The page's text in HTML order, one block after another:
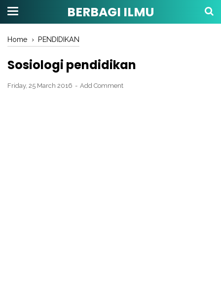
BERBAGI ILMU
Home › PENDIDIKAN
Sosiologi pendidikan
Friday, 25 March 2016 Add Comment